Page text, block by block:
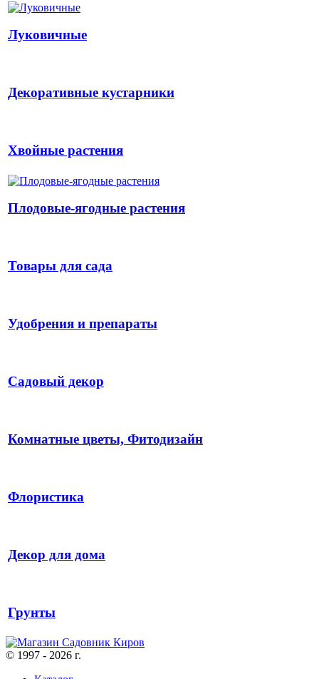
Луковичные
Декоративные кустарники
Хвойные растения
Плодовые-ягодные растения
Товары для сада
Удобрения и препараты
Садовый декор
Комнатные цветы, Фитодизайн
Флористика
Декор для дома
Грунты
© 1997 - 2026 г.